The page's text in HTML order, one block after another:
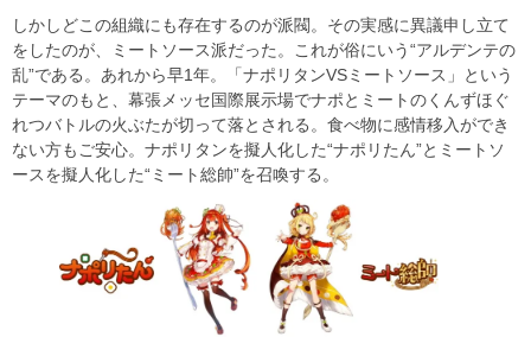
しかしどこの組織にも存在するのが派閥。その実感に異議申し立て
をしたのが、ミートソース派だった。これが俗にいう“アルデンテの
乱”である。あれから早1年。「ナポリタンVSミートソース」という
テーマのもと、幕張メッセ国際展示場でナポとミートのくんずほぐ
れつバトルの火ぶたが切って落とされる。食べ物に感情移入ができ
ない方もご安心。ナポリタンを擬人化した“ナポリたん”とミートソ
ースを擬人化した“ミート総帥”を召喚する。